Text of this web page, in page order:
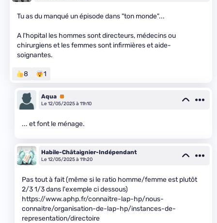
Tu as du manqué un épisode dans "ton monde"...
A l'hopital les hommes sont directeurs, médecins ou
chirurgiens et les femmes sont infirmières et aide-
soignantes.
8 1
Aqua Premium
Le 12/05/2025 à 11h10
... et font le ménage.
Habile-Châtaignier-Indépendant
Le 12/05/2025 à 11h20
Pas tout à fait (même si le ratio homme/femme est plutôt
2/3 1/3 dans l'exemple ci dessous)
https://www.aphp.fr/connaitre-lap-hp/nous-
connaitre/organisation-de-lap-hp/instances-de-
representation/directoire